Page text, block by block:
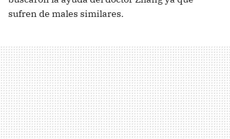
sufren de males similares.